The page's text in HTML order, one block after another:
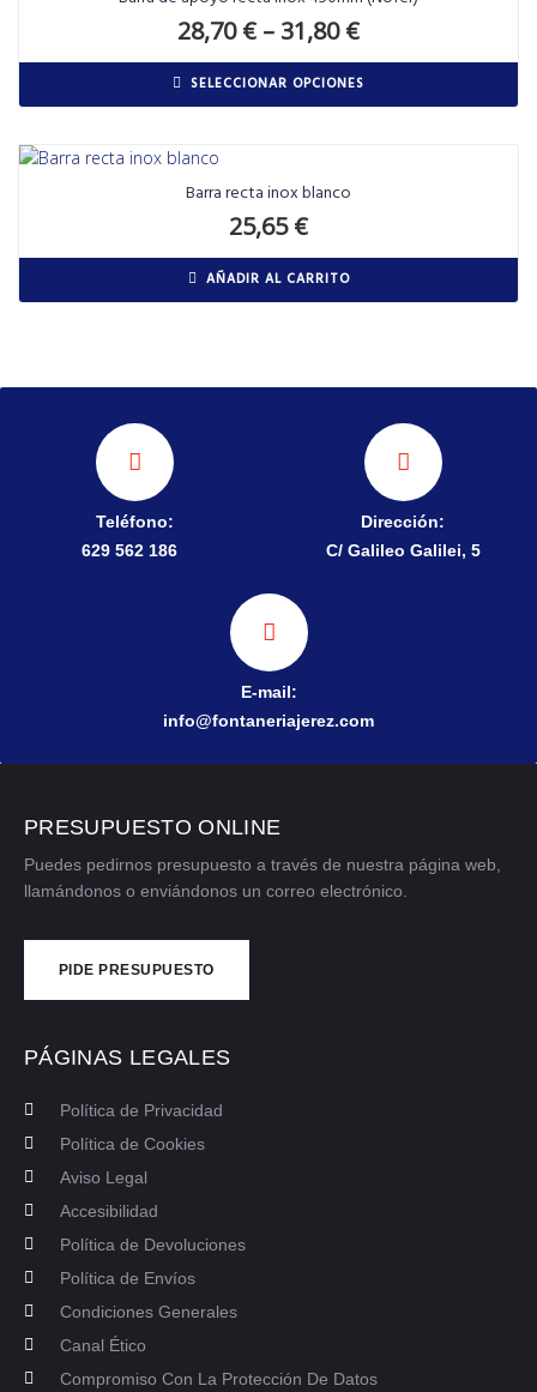
28,70€– 31,80€
SELECCIONAR OPCIONES
Barra recta inox blanco
25,65€
AÑADIR AL CARRITO
Teléfono:
629 562 186
Dirección:
C/ Galileo Galilei, 5
E-mail:
info@fontaneriajerez.com
PRESUPUESTO ONLINE
Puedes pedirnos presupuesto a través de nuestra página web,
llamándonos o enviándonos un correo electrónico.
PIDE PRESUPUESTO
PÁGINAS LEGALES
Política de Privacidad
Política de Cookies
Aviso Legal
Accesibilidad
Política de Devoluciones
Política de Envíos
Condiciones Generales
Canal Ético
Compromiso Con La Protección De Datos